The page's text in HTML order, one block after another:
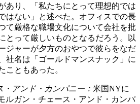
あり、「私たちにとって理想的では
はない」と述べた。オフィスでの長
て厳格な職場文化について会社を批
とって厳しいものとなるだろう。以
ジャーが夕方のおやつで彼らをなだ
社名は「ゴールドマンスナック」に
こともあった。
アンド・カンパニー： 米国NYに
ルガン・チェース・アンド・カンパ